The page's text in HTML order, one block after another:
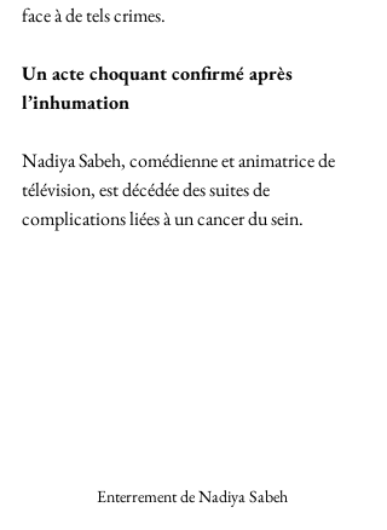
face à de tels crimes.
Un acte choquant confirmé après
l’inhumation
Nadiya Sabeh, comédienne et animatrice de
télévision, est décédée des suites de
complications liées à un cancer du sein.
Enterrement de Nadiya Sabeh